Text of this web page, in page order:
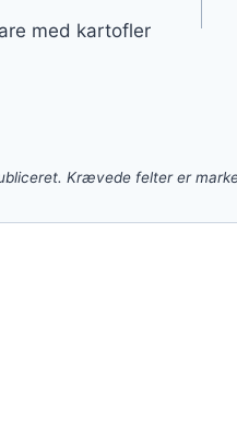
med kartofler
Krævede felter er